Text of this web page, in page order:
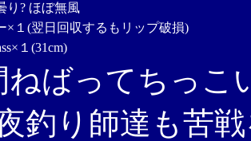
り? ほぼ無風
×１(翌日回収するもリップ破損)
１(31cm)
ねばってちっこ
釣り師達も苦